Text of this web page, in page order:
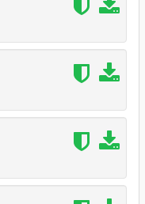
for the character's
creation of the "Eject"
idea!